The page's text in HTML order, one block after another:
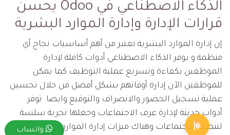
الذكاء الاصطناعي في Odoo يحسن
قرارات الإدارة وإدارة الموارد البشرية
إن إدارة الموارد البشرية تعتبر من أهم أساسيات نجاح أي
منظمة و يوفر الذكاء الاصطناعي أدوات كاملة لإدارة
الموظفين بكفاءة وتسريع عملية التوظيف كما يمكن
للموظفين الآن إدارة أوقاتهم بشكل أفضل من خلال تحسين
عملية تسجيل الحضور والانصراف والتوقيع وايضا توفر
أدوات حديثة لإدارة غرف الاجتماعات وجعلها تجربة سلسة
لتنظيم الاجتماعات وهناك ميزات إدارة الموارد البشريةواتساب